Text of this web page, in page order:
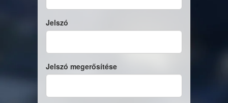
Jelszó
Jelszó megerősítése